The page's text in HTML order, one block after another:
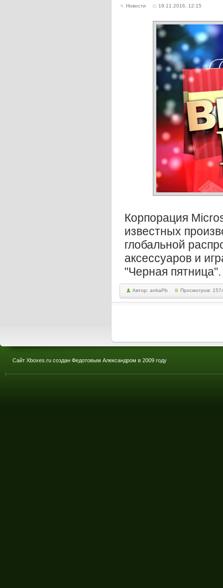
Новости 19.11.2016, 12:15
Корпорация
известных
глобальной
аксессуаров и
"Черная пятница".
Автор: ankaPb Просмотров:
Сайт Xboxes.ru создан Федотовым Александром в 2009 году